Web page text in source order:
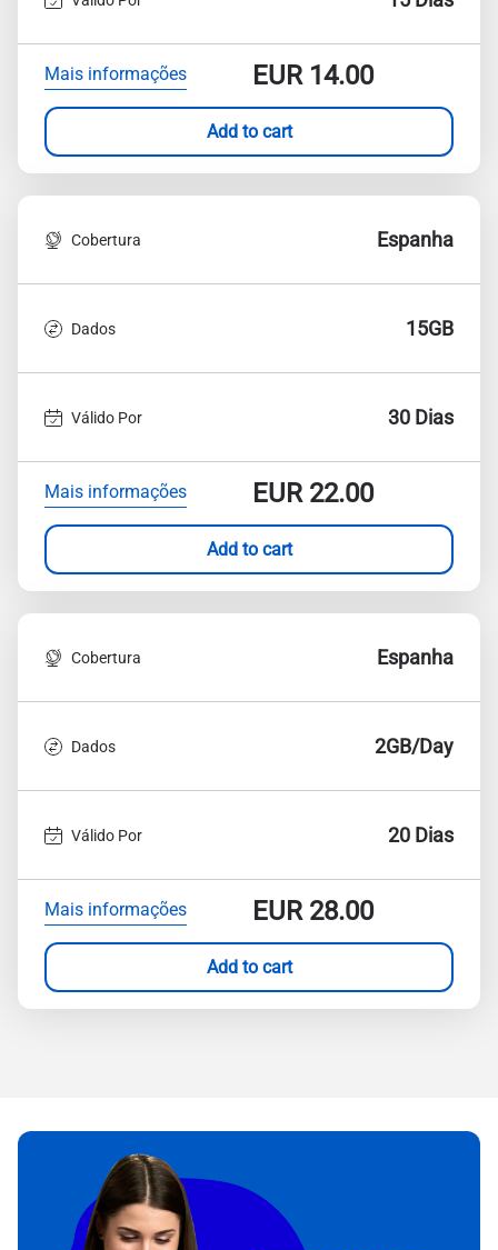
Mais informações EUR14.00
Add to cart
Cobertura Espanha
Dados 15GB
Válido Por 30 Dias
Mais informações EUR22.00
Add to cart
Cobertura Espanha
Dados 2GB/Day
Válido Por 20 Dias
Mais informações EUR28.00
Add to cart